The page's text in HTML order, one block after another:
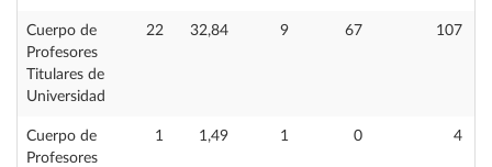
Cuerpo de
Profesores
Titulares de
Universidad
22 32,84 9 67 107
Cuerpo de
Profesores
1 1,49 1 0 4